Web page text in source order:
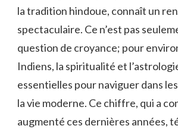
la tradition hindoue, connaît un
spectaculaire. Ce n’est pas
question de croyance; pour
Indiens, la spiritualité et
essentielles pour naviguer dans
la vie moderne. Ce chiffre, qui a
augmenté ces dernières années,